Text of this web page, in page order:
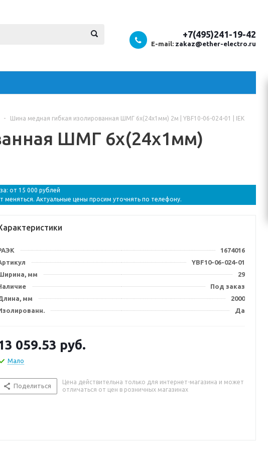
+7(495)241-19-42
E-mail: zakaz@ether-electro.ru
- Шина медная гибкая изолированная ШМГ 6x(24x1мм) 2м | YBF10-06-024-01 | IEK
ШМГ 6x(24x1мм)
от 15 000 рублей
меняться. Актуальные цены просим уточнять по телефону.
1674016
YBF10-06-024-01
мм
29
Под заказ
мм
2000
Да
059.53 руб.
Мало
Поделиться
Цена действительна только для интернет-магазина и может
отличаться от цен в розничных магазинах